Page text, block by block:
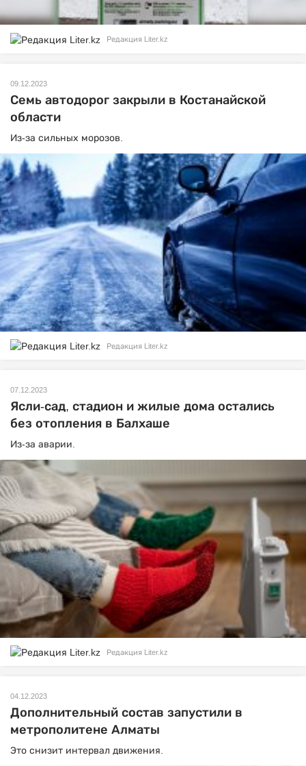
Редакция Liter.kz
09.12.2023
Семь автодорог закрыли в Костанайской
области
Из-за сильных морозов.
Редакция Liter.kz
07.12.2023
Ясли-сад, стадион и жилые дома остались
без отопления в Балхаше
Из-за аварии.
Редакция Liter.kz
04.12.2023
Дополнительный состав запустили в
метрополитене Алматы
Это снизит интервал движения.